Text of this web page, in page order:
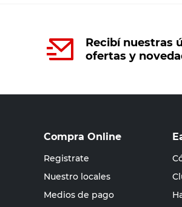
Recibí nuestras
ofertas y
Compra Online
Registrate
Nuestro locales
Medios de pago